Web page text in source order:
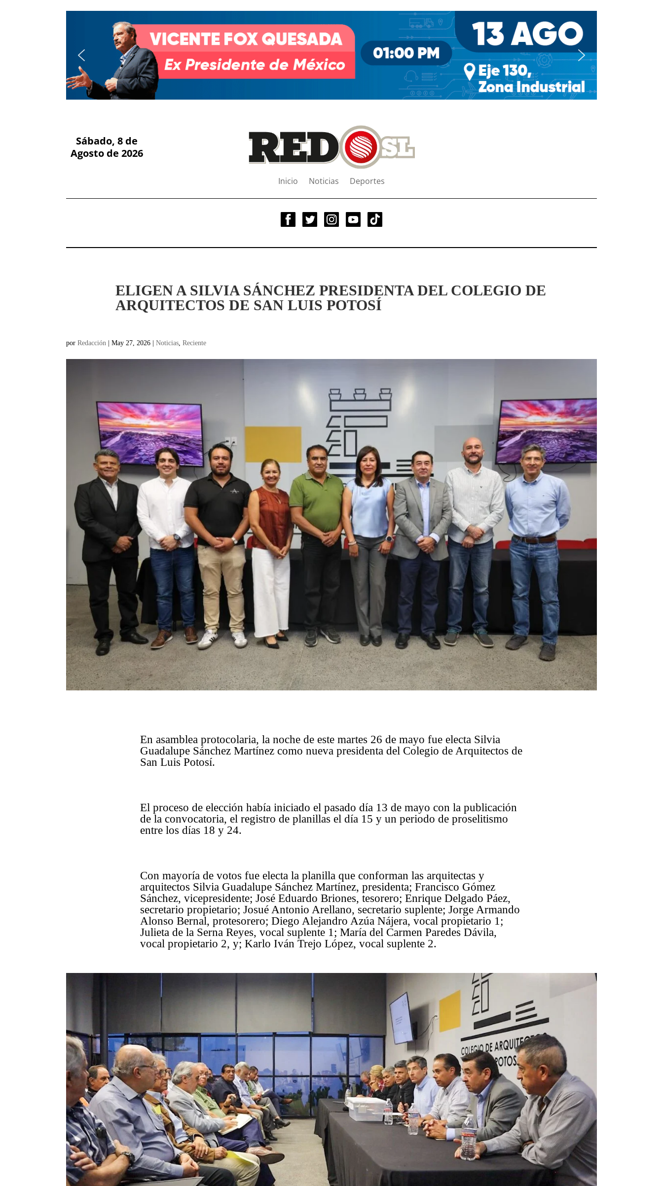
Sábado, 8 de
Agosto de 2026
Inicio Noticias Deportes
ELIGEN A SILVIA SÁNCHEZ PRESIDENTA DEL COLEGIO DE
ARQUITECTOS DE SAN LUIS POTOSÍ
porRedacción |May 27, 2026 |Noticias ,Reciente
En asamblea protocolaria, la noche de este martes 26 de mayo fue electa Silvia
Guadalupe Sánchez Martínez como nueva presidenta del Colegio de Arquitectos de
San Luis Potosí.
El proceso de elección había iniciado el pasado día 13 de mayo con la publicación
de la convocatoria, el registro de planillas el día 15 y un periodo de proselitismo
entre los días 18 y 24.
Con mayoría de votos fue electa la planilla que conforman las arquitectas y
arquitectos Silvia Guadalupe Sánchez Martínez, presidenta; Francisco Gómez
Sánchez, vicepresidente; José Eduardo Briones, tesorero; Enrique Delgado Páez,
secretario propietario; Josué Antonio Arellano, secretario suplente; Jorge Armando
Alonso Bernal, protesorero; Diego Alejandro Azúa Nájera, vocal propietario 1;
Julieta de la Serna Reyes, vocal suplente 1; María del Carmen Paredes Dávila,
vocal propietario 2, y; Karlo Iván Trejo López, vocal suplente 2.